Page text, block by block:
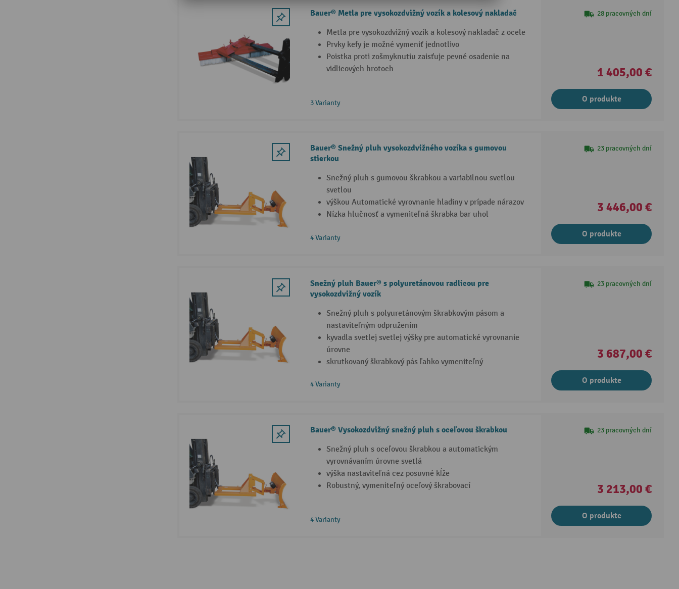
Bauer® Metla pre vysokozdvižný vozík a kolesový nakladač
Metla pre vysokozdvižný vozík a kolesový nakladač z ocele
Prvky kefy je možné vymeniť jednotlivo
Poistka proti zošmyknutiu zaisťuje pevné osadenie na
vidlicových hrotoch
3 Varianty
28 pracovných dní
1 405,00 €
O produkte
Bauer® Snežný pluh vysokozdvižného vozíka s gumovou
stierkou
Snežný pluh s gumovou škrabkou a variabilnou svetlou
svetlou
výškou Automatické vyrovnanie hladiny v prípade nárazov
Nízka hlučnosť a vymeniteľná škrabka bar uhol
4 Varianty
23 pracovných dní
3 446,00 €
O produkte
Snežný pluh Bauer® s polyuretánovou radlicou pre
vysokozdvižný vozík
Snežný pluh s polyuretánovým škrabkovým pásom a
nastaviteľným odpružením
kyvadla svetlej svetlej výšky pre automatické vyrovnanie
úrovne
skrutkovaný škrabkový pás ľahko vymeniteľný
4 Varianty
23 pracovných dní
3 687,00 €
O produkte
Bauer® Vysokozdvižný snežný pluh s oceľovou škrabkou
Snežný pluh s oceľovou škrabkou a automatickým
vyrovnávaním úrovne svetlá
výška nastaviteľná cez posuvné kĺže
Robustný, vymeniteľný oceľový škrabovací
4 Varianty
23 pracovných dní
3 213,00 €
O produkte